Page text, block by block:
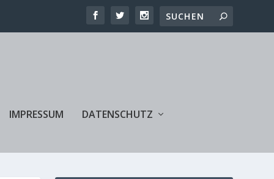
IMPRESSUM DATENSCHUTZ